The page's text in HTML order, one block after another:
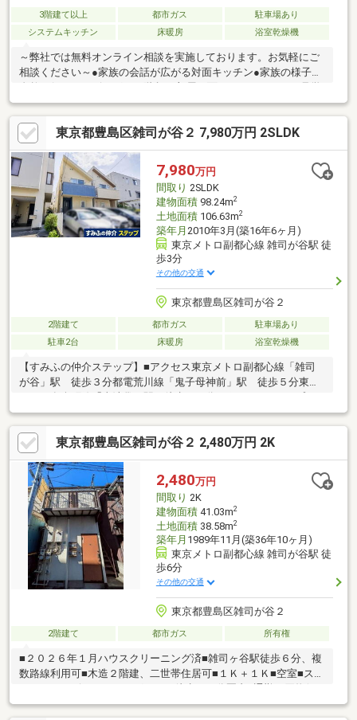
3階建て以上 都市ガス
駐車場あり
システムキッチン
床暖房 浴室乾燥機
～弊社では無料オンライン相談を実施しております。お気軽にご
相談ください～●家族の会話が広がる対面キッチン●家族の様子が
希望の方は赤色『見学予約』から。資料請求はオレンジ色『資料
請求』をクリック。直接のお問い合わせは03-6905-9710まで。
（スマートフォンの方は右下青色の電話ボタンをクリック）■オ
ンライン相談のご案内（※見学予約より受付）ランチや仕事後の
15分で完結！住宅ローン相談やライフプランシュミレーションに
ついても全てオンラインでの対応が可能となっております。
※LINEやメール、お電話でのやり取りも可能です。
東京都豊島区雑司が谷２ 7,980万円 2SLDK
7,980万円
間取り 2SLDK
建物面積98.24m2
土地面積106.63m2
築年月 2010年3月(築16年6ヶ月)
東京メトロ副都心線 雑司が谷駅 徒
歩3分
その他の交通
東京都豊島区雑司が谷２
2階建て 都市ガス
駐車場あり
駐車2台
床暖房 浴室乾燥機
【すみふの仲介ステップ】■アクセス東京メトロ副都心線「雑司
が谷」駅 徒歩３分都電荒川線「鬼子母神前」駅 徒歩５分東京
メトロ有楽町線「東池袋」駅 徒歩１０分■ポイント・オープン
ハウス分譲・2階：全箇所 2重窓、2重サッシ・1階：居室部
分 2重窓・LD：天井高3.6ｍ・天窓あり・ウォークインクローゼ
ットあり・カウンターキッチン
東京都豊島区雑司が谷２ 2,480万円 2K
2,480万円
間取り 2K
建物面積41.03m2
土地面積38.58m2
築年月 1989年11月(築36年10ヶ月)
東京メトロ副都心線 雑司が谷駅 徒
歩6分
その他の交通
東京都豊島区雑司が谷２
2階建て 都市ガス 所有権
■２０２６年１月ハウスクリーニング済■雑司ヶ谷駅徒歩６分、複
数路線利用可■木造２階建、二世帯住居可■１Ｋ＋１Ｋ■空室■スー
利なエリアです◎ 現地集合・現地解散OK・お忙しい方もお気軽に